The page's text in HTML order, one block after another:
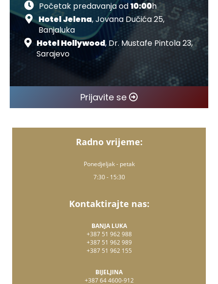
Početak predavanja od10:00h
Hotel Jelena, Jovana Dučića 25,
Banjaluka
Hotel Hollywood, Dr. Mustafe Pintola 23,
Sarajevo
Prijavite se
Radno vrijeme:
Ponedjeljak - petak
7:30 - 15:30
Kontaktirajte nas:
BANJA LUKA
+387 51 962 988
+387 51 962 989
+387 51 962 155
BIJELJINA
+387 64 4600-912